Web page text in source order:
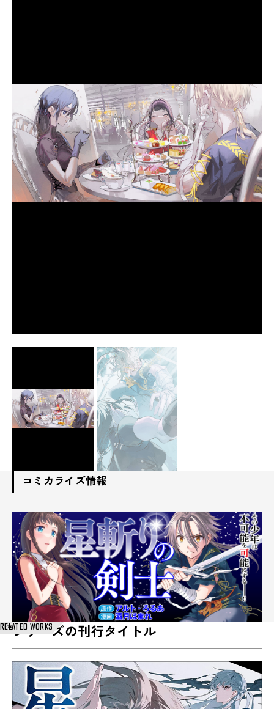
コミカライズ情報
RELATED WORKS
シリーズの刊行タイトル